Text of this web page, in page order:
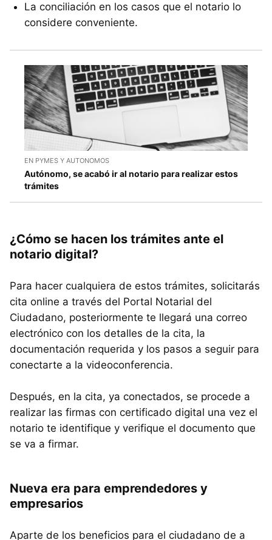
La conciliación en los casos que el notario lo
considere conveniente.
EN PYMES Y AUTONOMOS
Autónomo, se acabó ir al notario para realizar estos
trámites
¿Cómo se hacen los trámites ante el
notario digital?
Para hacer cualquiera de estos trámites, solicitarás
cita online a través del Portal Notarial del
Ciudadano, posteriormente te llegará una correo
electrónico con los detalles de la cita, la
documentación requerida y los pasos a seguir para
conectarte a la videoconferencia.
Después, en la cita, ya conectados, se procede a
realizar las firmas con certificado digital una vez el
notario te identifique y verifique el documento que
se va a firmar.
Nueva era para emprendedores y
empresarios
Aparte de los beneficios para el ciudadano de a